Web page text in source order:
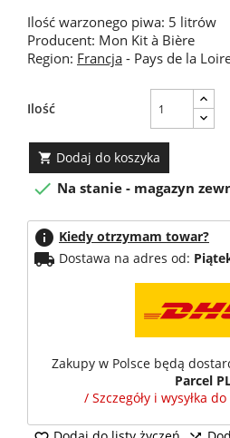
Ilość warzonego piwa: 5 litrów
Producent: Mon Kit à Bière
Region: Francja - Pays de la
Ilość
 Dodaj do koszyka
 Na stanie - magazyn
info Kiedy otrzymam towar?
local_shipping Dostawa na adres od:
Zakupy w Polsce będą
Parcel
/ Szczegóły i wysyłka